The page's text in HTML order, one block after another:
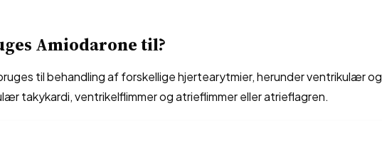
Amiodarone til?
til behandling af forskellige hjertearytmier, herunder ventrikulær og
takykardi, ventrikelflimmer og atrieflimmer eller atrieflagren.